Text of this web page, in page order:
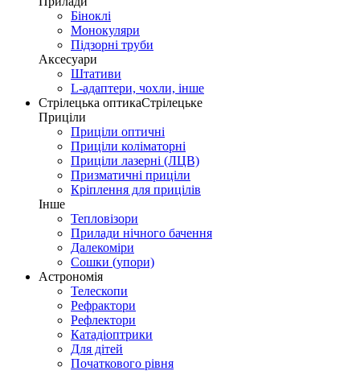
Біноклі
Монокуляри
Підзорні труби
Аксесуари
Штативи
L-адаптери, чохли, інше
Стрілецька оптикаСтрілецьке
Приціли
Приціли оптичні
Приціли коліматорні
Приціли лазерні (ЛЦВ)
Призматичні приціли
Кріплення для прицілів
Інше
Тепловізори
Прилади нічного бачення
Далекоміри
Сошки (упори)
Астрономія
Телескопи
Рефрактори
Рефлектори
Катадіоптрики
Для дітей
Початкового рівня